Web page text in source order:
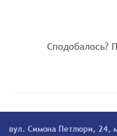
Сподобалось?
вул. Симона Петлюри, 24,